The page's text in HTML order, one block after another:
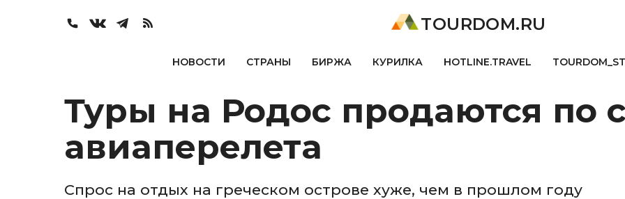
TOURDOM.RU
НОВОСТИ СТРАНЫ БИРЖА КУРИЛКА HOTLINE.TRAVEL
Туры на Родос продаются по
авиаперелета
Спрос на отдых на греческом острове хуже, чем в прошлом году